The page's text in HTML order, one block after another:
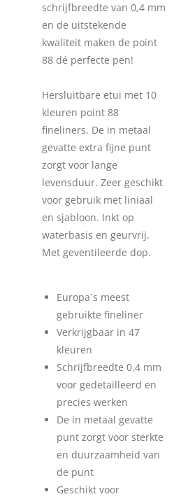
schrijfbreedte van 0,4 mm
en de uitstekende
kwaliteit maken de point
88 dé perfecte pen!
Hersluitbare etui met 10
kleuren point 88
fineliners. De in metaal
gevatte extra fijne punt
zorgt voor lange
levensduur. Zeer geschikt
voor gebruik met liniaal
en sjabloon. Inkt op
waterbasis en geurvrij.
Met geventileerde dop.
Europa´s meest
gebruikte fineliner
Verkrijgbaar in 47
kleuren
Schrijfbreedte 0,4 mm
voor gedetailleerd en
precies werken
De in metaal gevatte
punt zorgt voor sterkte
en duurzaamheid van
de punt
Geschikt voor